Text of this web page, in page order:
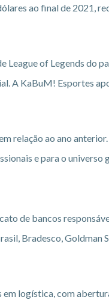
ao final de 2021,
League of Legends do
A KaBuM! Esportes
relação ao ano
e para o universo
de bancos
Bradesco, Goldman
logística, com